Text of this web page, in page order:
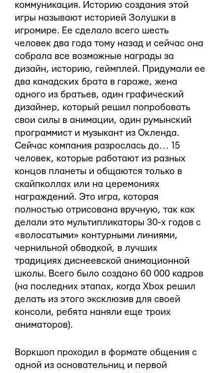
коммуникация. Историю создания этой
игры называют историей Золушки в
игромире. Ее сделало всего шесть
человек два года тому назад и сейчас она
собрала все возможные награды за
дизайн, историю, геймплей. Придумали ее
два канадских брата в гараже, жена
одного из братьев, один графический
дизайнер, который решил попробовать
свои силы в анимации, один румынский
программист и музыкант из Окленда.
Сейчас компания разрослась до… 15
человек, которые работают из разных
концов планеты и общаются только в
скайпколлах или на церемониях
награждений. Это игра, которая
полностью отрисована вручную, так как
делали это мультипликаторы 30-х годов с
«волосатыми» контурными линиями,
чернильной обводкой, в лучших
традициях диснеевской анимационной
школы. Всего было создано 60 000 кадров
(на последних этапах, когда Xbox решил
делать из этого эксклюзив для своей
консоли, ребята наняли еще троих
аниматоров).
Воркшоп проходил в формате общения с
одной из основательниц и первой